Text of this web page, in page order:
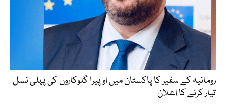
رومانیہ کے سفیر کا پاکستان میں اوپیرا گلوکاروں کی پہلی نسل
تیار کرنے کا اعلان